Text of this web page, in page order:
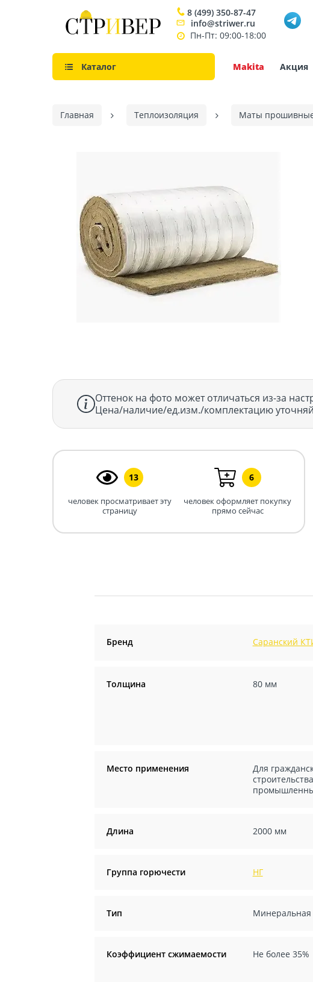
8 (499) 350-87-47
info@striwer.ru
Пн-Пт: 09:00-18:00
Каталог Makita Акция
Главная Теплоизоляция Маты
Оттенок на фото может отличаться из-за
Цена/наличие/ед.изм./комплектацию
13
человек просматривает эту
страницу
6
человек оформляет покупку
прямо сейчас
Бренд Саранский
Толщина 80 мм
Место применения
Для
строительства
Длина 2000 мм
Группа горючести НГ
Тип Минеральная
Коэффициент сжимаемости Не более 35%